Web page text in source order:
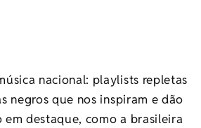
nacional: playlists repletas
negros que nos inspiram e dão
em destaque, como a brasileira